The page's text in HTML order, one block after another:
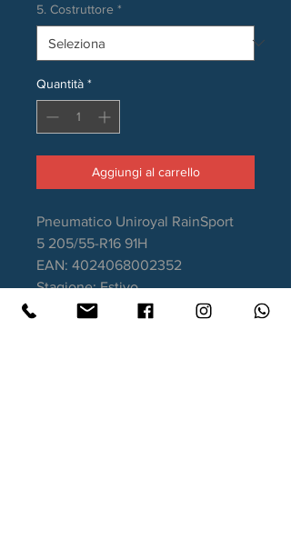
5. Costruttore *
Quantità *
Aggiungi al carrello
Pneumatico Uniroyal RainSport
5 205/55-R16 91H
EAN: 4024068002352
Stagione: Estivo
Aderenza sul bagnato: A